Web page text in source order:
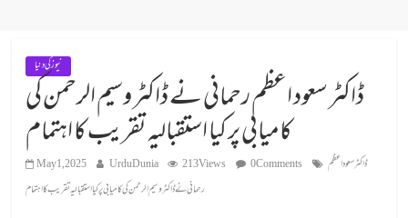
نیوز کی دنیا
ڈاکٹر سعود اعظم رحمانی نے ڈاکٹر وسیم الرحمن کی
کامیابی پر کیا استقبالیہ تقریب کا اہتمام
May 1, 2025 UrduDunia 213 Views 0 Comments
ڈاکٹر سعود اعظم
رحمانی نے ڈاکٹر وسیم الرحمن کی کامیابی پر کیا استقبالیہ تقریب کا اہتمام